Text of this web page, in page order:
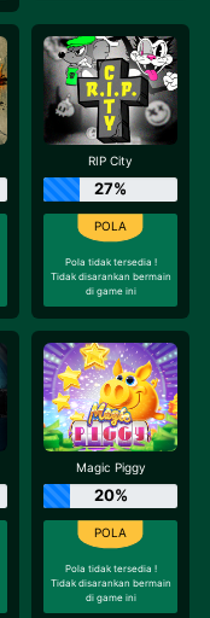
RIP City
27%
Pola tidak tersedia !
Tidak disarankan bermain
di game ini
Magic Piggy
20%
Pola tidak tersedia !
Tidak disarankan bermain
di game ini